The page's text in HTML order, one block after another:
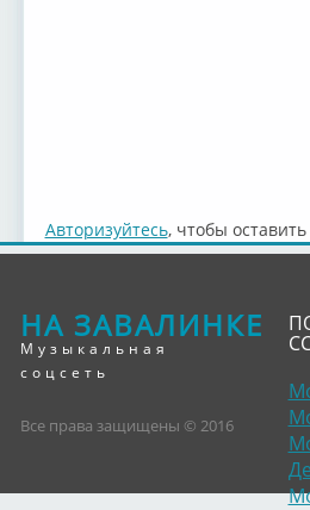
Авторизуйтесь, чтобы
НА ЗАВАЛИНКЕ
Музыкальная
соцсеть
Все права защищены © 2016